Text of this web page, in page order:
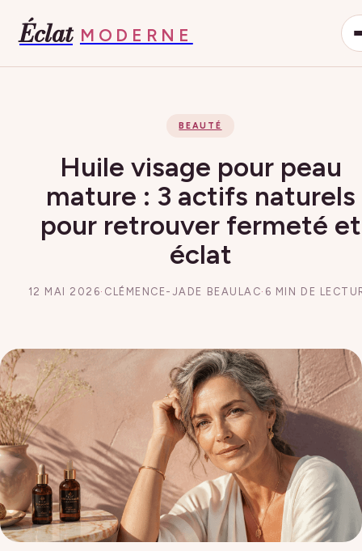
Éclat MODERNE
BEAUTÉ
Huile visage pour peau
mature : 3 actifs naturels
pour retrouver fermeté et
éclat
12 MAI 2026· CLÉMENCE-JADE BEAULAC· 6 MIN DE